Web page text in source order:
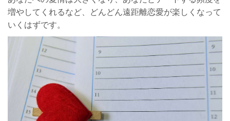
増やしてくれるなど、どんどん遠距離恋愛が楽しくなって
いくはずです。